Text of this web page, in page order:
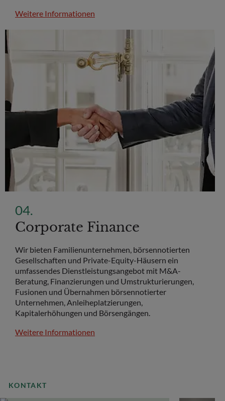
Weitere Informationen
Corporate Finance
Wir bieten Familienunternehmen, börsennotierten
Gesellschaften und Private-Equity-Häusern ein
umfassendes Dienstleistungsangebot mit M&A-
Beratung, Finanzierungen und Umstrukturierungen,
Fusionen und Übernahmen börsennotierter
Unternehmen, Anleiheplatzierungen,
Kapitalerhöhungen und Börsengängen.
Weitere Informationen
KONTAKT